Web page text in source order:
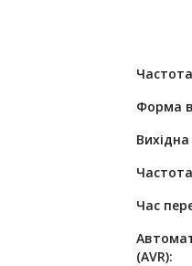
Форма
Час
(AVR):